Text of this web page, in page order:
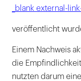
_blank external-
veröffentlicht
Einem Nachweis
die
nutzten darum